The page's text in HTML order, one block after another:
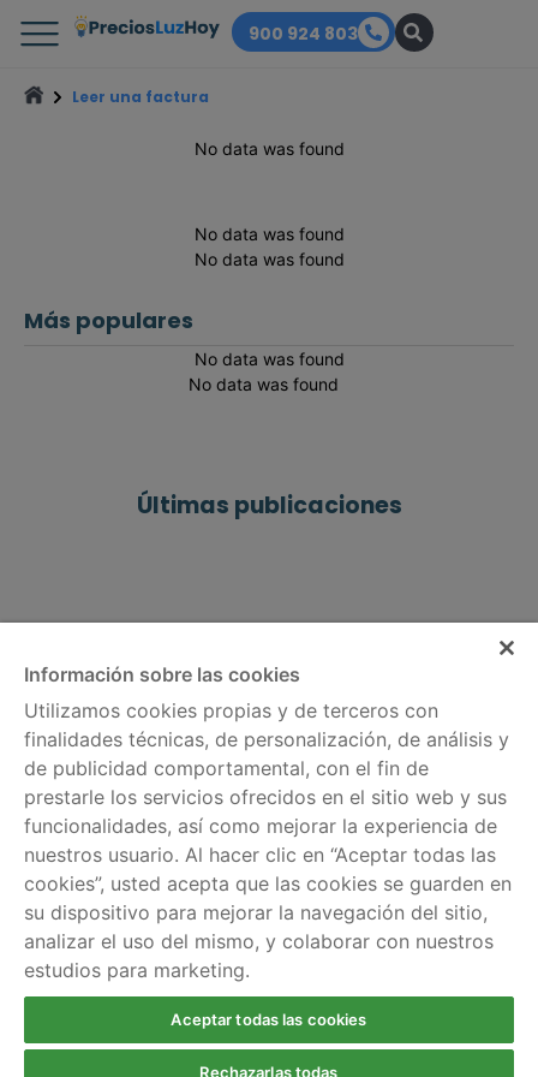
900 924 803
Leer una factura
No data was found
No data was found
No data was found
Más populares
No data was found
No data was found
Últimas publicaciones
Información legal
Política de cookies
Aviso legal
Política de privacidad
Servicios
Comparador de tarifas
Información por
regiones
Ayuda
Llámanos gratis al 900
924 803
Información sobre las cookies
Utilizamos cookies propias y de terceros con
finalidades técnicas, de personalización, de análisis y
de publicidad comportamental, con el fin de
prestarle los servicios ofrecidos en el sitio web y sus
funcionalidades, así como mejorar la experiencia de
nuestros usuario. Al hacer clic en “Aceptar todas las
cookies”, usted acepta que las cookies se guarden en
su dispositivo para mejorar la navegación del sitio,
analizar el uso del mismo, y colaborar con nuestros
estudios para marketing.
Aceptar todas las cookies
Rechazarlas todas